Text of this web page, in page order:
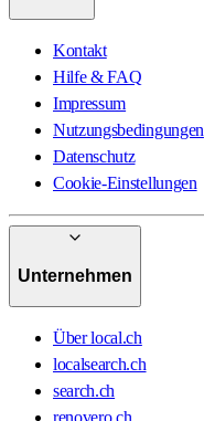
Kontakt
Hilfe & FAQ
Impressum
Nutzungsbedingungen
Datenschutz
Cookie-Einstellungen
Unternehmen
Über local.ch
localsearch.ch
search.ch
renovero.ch